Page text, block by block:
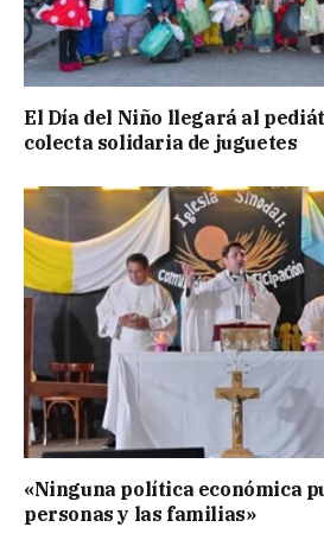
El Día del Niño llegará al
colecta solidaria de juguetes
«Ninguna política económica
personas y las familias»